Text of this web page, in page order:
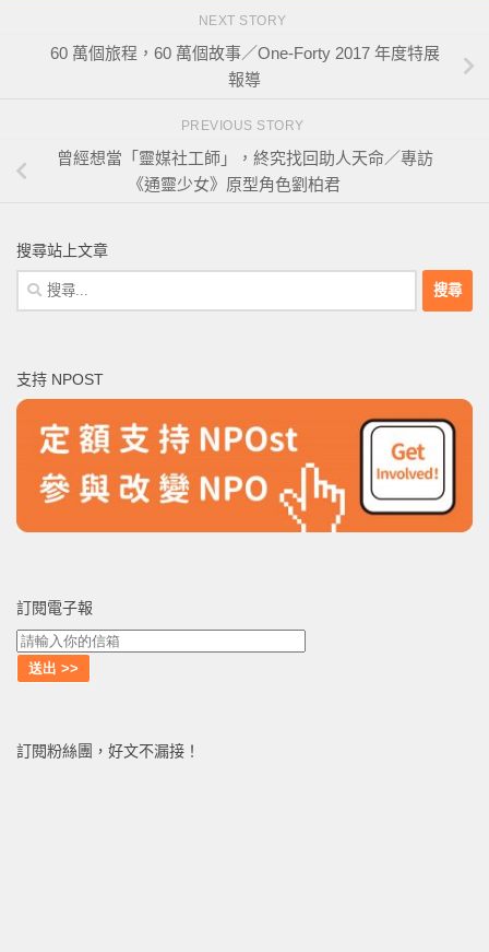
NEXT STORY
60 萬個旅程，60 萬個故事／One-Forty 2017 年度特展
報導
PREVIOUS STORY
曾經想當「靈媒社工師」，終究找回助人天命／專訪
《通靈少女》原型角色劉柏君
搜尋站上文章
搜
尋
字:
支持 NPOST
訂閱電子報
訂閱粉絲團，好文不漏接！